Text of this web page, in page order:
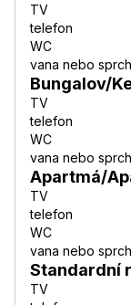
TV
telefon
WC
vana nebo
Bungalov/
TV
telefon
WC
vana nebo
Apartmá/
TV
telefon
WC
vana nebo
Standardní
TV